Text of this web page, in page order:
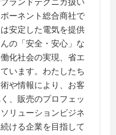
ーネント総合商社で
安定した電気を提供
の「安全・安心」な
化社会の実現、省エ
います。わたしたち
や情報により、お客
、販売のプロフェッ
リューションビジネ
ける企業を目指して